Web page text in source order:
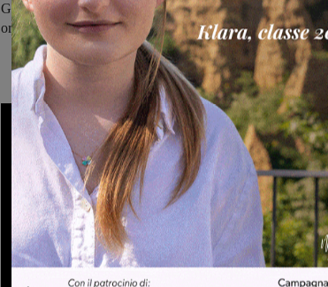
Giuseppe Silvestri, sarà presente per la prima volta una
originale scritta da Arlo Bigazzi e Stefano Saletti”.